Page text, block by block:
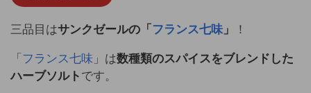
三品目はサンクゼールの「 フランス七味」 ！
「 フランス七味 」は数種類のスパイスをブレンドした
ハーブソルト です。